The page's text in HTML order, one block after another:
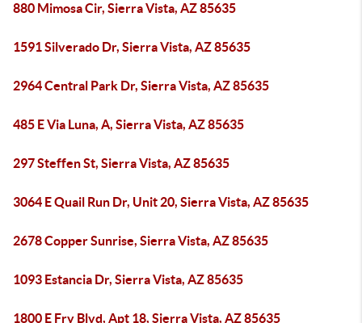
880 Mimosa Cir, Sierra Vista, AZ 85635
1591 Silverado Dr, Sierra Vista, AZ 85635
2964 Central Park Dr, Sierra Vista, AZ 85635
485 E Via Luna, A, Sierra Vista, AZ 85635
297 Steffen St, Sierra Vista, AZ 85635
3064 E Quail Run Dr, Unit 20, Sierra Vista, AZ 85635
2678 Copper Sunrise, Sierra Vista, AZ 85635
1093 Estancia Dr, Sierra Vista, AZ 85635
1800 E Fry Blvd, Apt 18, Sierra Vista, AZ 85635